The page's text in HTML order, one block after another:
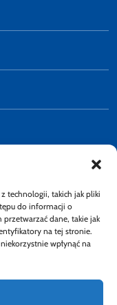
technologii, takich jak pliki
do informacji o
dane, takie jak
na tej stronie.
wpłynąć na